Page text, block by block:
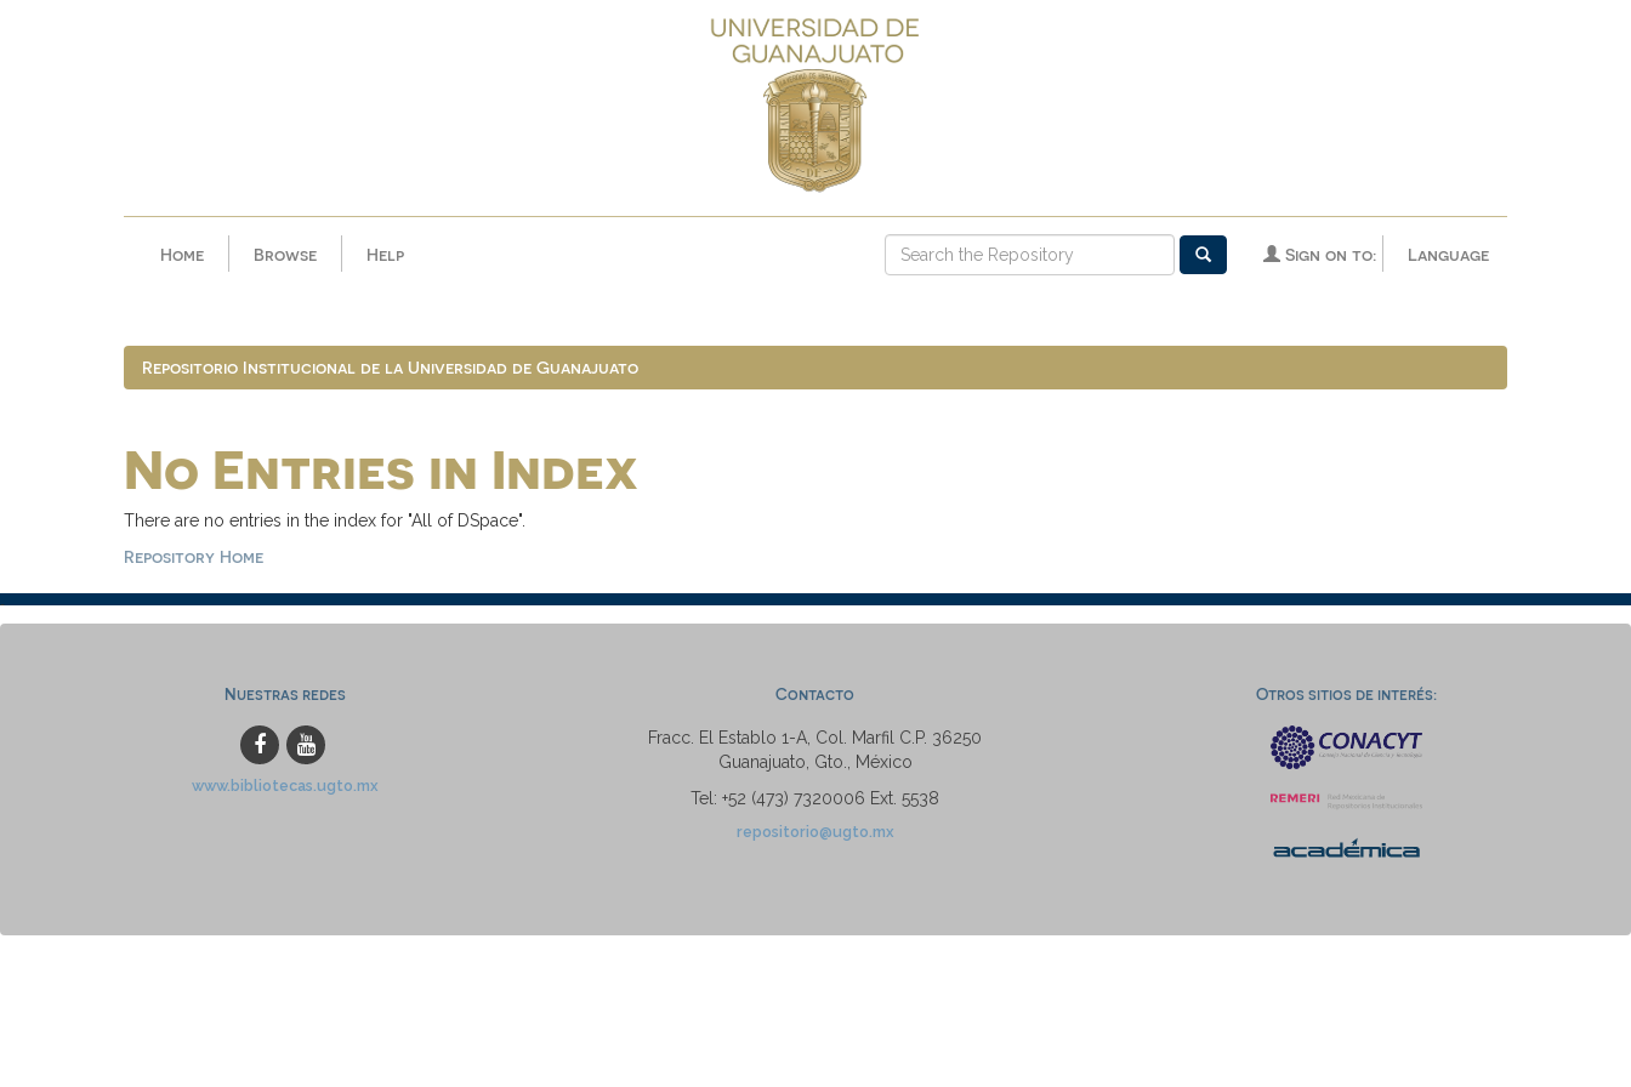
Home Browse Help Language
Sign on to:
Repositorio Institucional de la Universidad de Guanajuato
No Entries in Index
There are no entries in the index for "All of DSpace".
Repository Home
Nuestras redes
www.bibliotecas.ugto.mx
Contacto
Fracc. El Establo 1-A, Col. Marfil C.P. 36250
Guanajuato, Gto., México
Tel: +52 (473) 7320006 Ext. 5538
repositorio@ugto.mx
Otros sitios de interés: